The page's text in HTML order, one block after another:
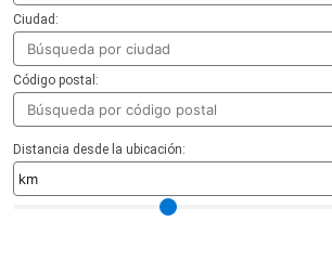
Ciudad:
Código postal:
Distancia desde la ubicación: